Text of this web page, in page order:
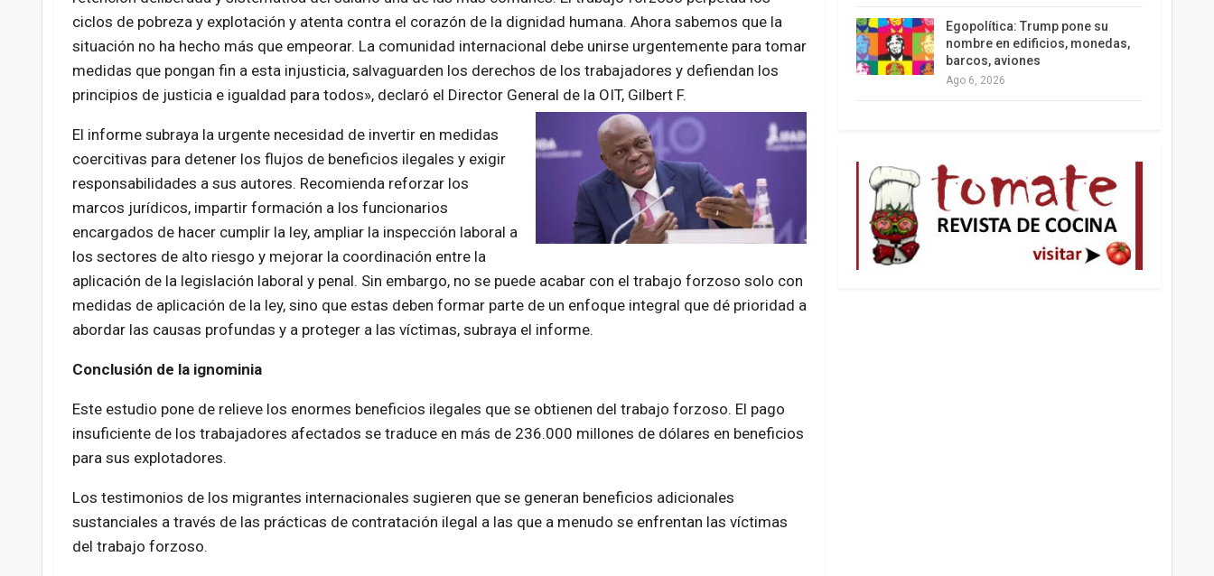
ciclos de pobreza y explotación y atenta contra el corazón de la dignidad humana. Ahora sabemos que la
situación no ha hecho más que empeorar. La comunidad internacional debe unirse urgentemente para tomar
medidas que pongan fin a esta injusticia, salvaguarden los derechos de los trabajadores y defiendan los
principios de justicia e igualdad para todos», declaró el Director General de la OIT, Gilbert F.
El informe subraya la urgente necesidad de invertir en medidas
coercitivas para detener los flujos de beneficios ilegales y exigir
responsabilidades a sus autores. Recomienda reforzar los
marcos jurídicos, impartir formación a los funcionarios
encargados de hacer cumplir la ley, ampliar la inspección laboral a
los sectores de alto riesgo y mejorar la coordinación entre la
aplicación de la legislación laboral y penal. Sin embargo, no se puede acabar con el trabajo forzoso solo con
medidas de aplicación de la ley, sino que estas deben formar parte de un enfoque integral que dé prioridad a
abordar las causas profundas y a proteger a las víctimas, subraya el informe.
Conclusión de la ignominia
Este estudio pone de relieve los enormes beneficios ilegales que se obtienen del trabajo forzoso. El pago
insuficiente de los trabajadores afectados se traduce en más de 236.000 millones de dólares en beneficios
para sus explotadores.
Los testimonios de los migrantes internacionales sugieren que se generan beneficios adicionales
sustanciales a través de las prácticas de contratación ilegal a las que a menudo se enfrentan las víctimas
del trabajo forzoso.
Egopolítica: Trump pone su
nombre en edificios, monedas,
barcos, aviones
Ago 6, 2026